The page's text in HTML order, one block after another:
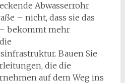
Abwasserrohr
– nicht, dass sie das
bekommt mehr
Bauen Sie
die die
auf dem Weg ins